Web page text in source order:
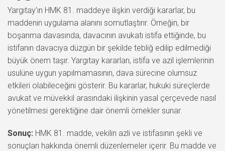
Yargıtay’ın HMK 81. maddeye ilişkin verdiği kararlar, bu
maddenin uygulama alanını somutlaştırır. Örneğin, bir
boşanma davasında, davacının avukatı istifa ettiğinde, bu
istifanın davacıya düzgün bir şekilde tebliğ edilip edilmediği
büyük önem taşır. Yargıtay kararları, istifa ve azil işlemlerinin
usulüne uygun yapılmamasının, dava sürecine olumsuz
etkileri olabileceğini gösterir. Bu kararlar, hukuki süreçlerde
avukat ve müvekkil arasındaki ilişkinin yasal çerçevede nasıl
yönetilmesi gerektiğine dair önemli örnekler sunar.
Sonuç: HMK 81. madde, vekilin azli ve istifasının şekli ve
sonuçları hakkında önemli düzenlemeler içerir. Bu madde ve